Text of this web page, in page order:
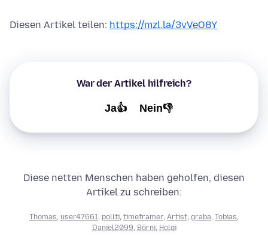
Diesen Artikel teilen: https://mzl.la/3vVeO8Y
War der Artikel hilfreich?
Ja👍 Nein👎
Diese netten Menschen haben geholfen, diesen
Artikel zu schreiben:
Thomas user47661 pollti timeframer, Artist graba Tobias
Daniel2099 Börni, Holgi